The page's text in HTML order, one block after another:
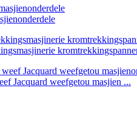
Jacquard weefgetou masjien ...